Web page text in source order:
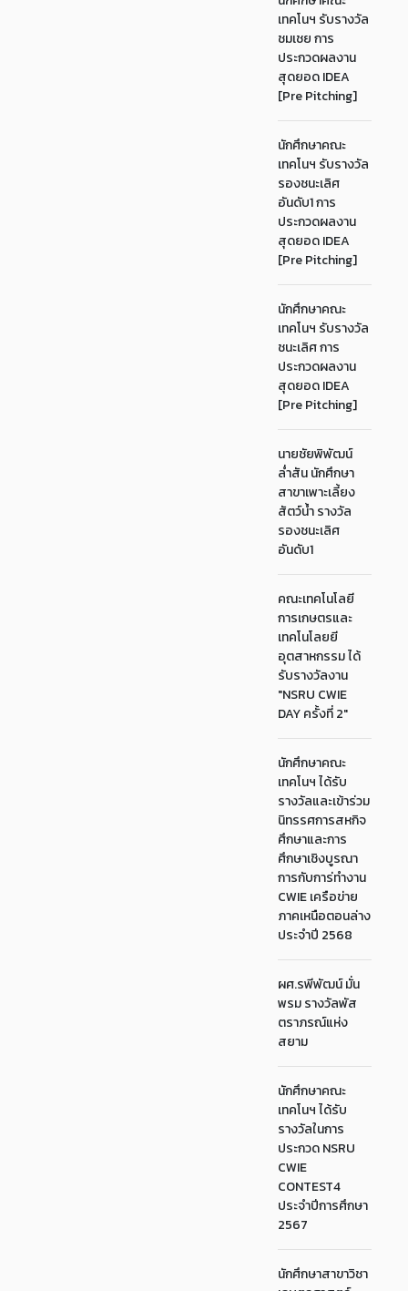
เทคโนฯ รับรางวัล
ชมเชย การ
ประกวดผลงาน
สุดยอด IDEA
[Pre Pitching]
นักศึกษาคณะ
เทคโนฯ รับรางวัล
รองชนะเลิศ
อันดับ1 การ
ประกวดผลงาน
สุดยอด IDEA
[Pre Pitching]
นักศึกษาคณะ
เทคโนฯ รับรางวัล
ชนะเลิศ การ
ประกวดผลงาน
สุดยอด IDEA
[Pre Pitching]
นายชัยพิพัฒน์
ล่ำสัน นักศึกษา
สาขาเพาะเลี้ยง
สัตว์น้ำ รางวัล
รองชนะเลิศ
อันดับ1
คณะเทคโนโลยี
การเกษตรและ
เทคโนโลยยี
อุตสาหกรรม ได้
รับรางวัลงาน
"NSRU CWIE
DAY ครั้งที่ 2"
นักศึกษาคณะ
เทคโนฯ ได้รับ
รางวัลและเข้าร่วม
นิทรรศการสหกิจ
ศึกษาและการ
ศึกษาเชิงบูรณา
การกับการ่ทำงาน
CWIE เครือข่าย
ภาคเหนือตอนล่าง
ประจำปี 2568
ผศ.รพีพัฒน์ มั่น
พรม รางวัลพัส
ตราภรณ์แห่ง
สยาม
นักศึกษาคณะ
เทคโนฯ ได้รับ
รางวัลในการ
ประกวด NSRU
CWIE
CONTEST4
ประจำปีการศึกษา
2567
นักศึกษาสาขาวิชา